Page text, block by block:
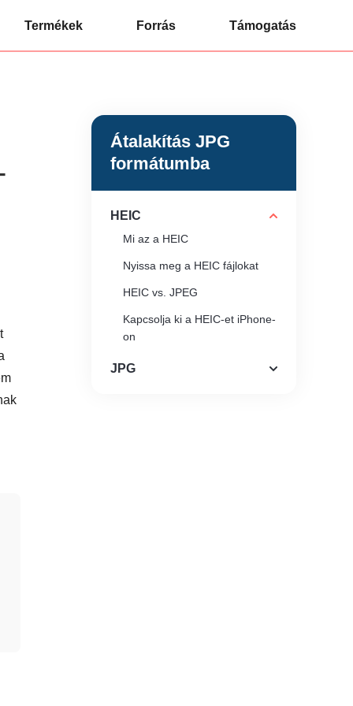
Termékek Forrás Támogatás
Átalakítás JPG
formátumba
HEIC
Mi az a HEIC
Nyissa meg a HEIC fájlokat
HEIC vs. JPEG
Kapcsolja ki a HEIC-et iPhone-
on
JPG